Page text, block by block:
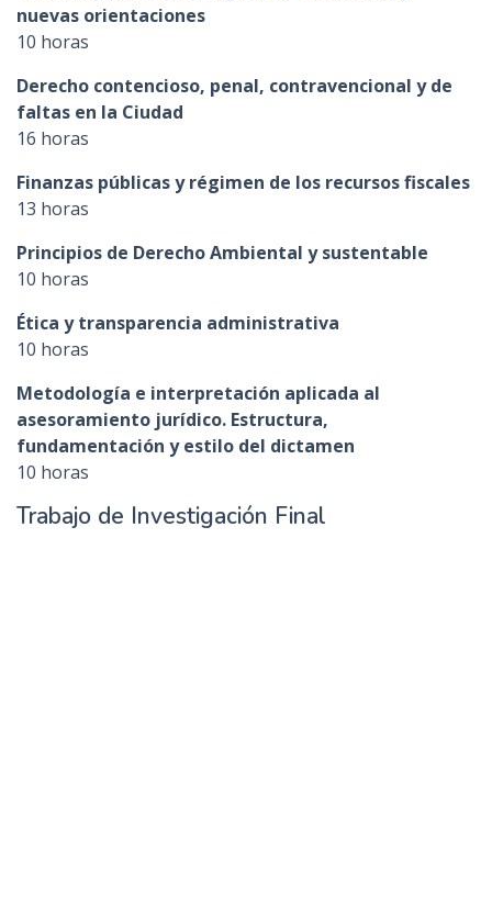
nuevas orientaciones
10 horas
Derecho contencioso, penal, contravencional y de
faltas en la Ciudad
16 horas
Finanzas públicas y régimen de los recursos fiscales
13 horas
Principios de Derecho Ambiental y sustentable
10 horas
Ética y transparencia administrativa
10 horas
Metodología e interpretación aplicada al
asesoramiento jurídico. Estructura,
fundamentación y estilo del dictamen
10 horas
Trabajo de Investigación Final